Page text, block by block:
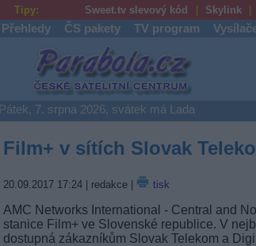
Tipy: Sweet.tv slevový kód Skylink
Přehledy ČS pakety TV program
Parabola.cz
Pátek, 7. srpna 2026, svátek má Lada
Film+ v sítích Slovak
20.09.2017 17:24| redakce | tisk
AMC Networks International - Central and
stanice Film+ ve Slovenské republice. V
dostupná zákazníkům Slovak Telekom a